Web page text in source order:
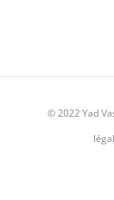
© 2022 Yad